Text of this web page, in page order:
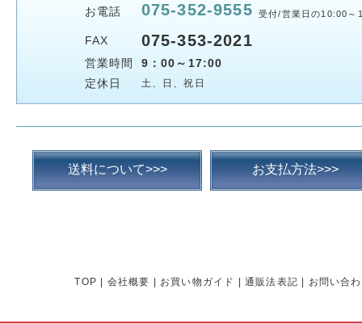
お電話 075-352-9555 受付/営業日の10:00～
FAX 075-353-2021
営業時間
9：00～17:00
定休日
土、日、祝日
送料について>>> お支払方法>>>
TOP 会社概要 お買い物ガイド 通販法表記 お問い合